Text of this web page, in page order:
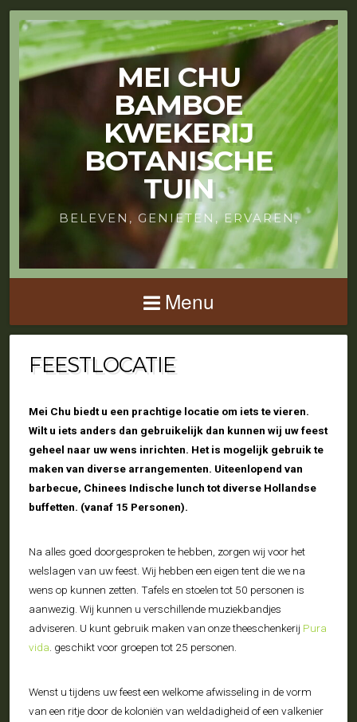
MEI CHU
BAMBOE
KWEKERIJ
BOTANISCHE
TUIN
BELEVEN, GENIETEN, ERVAREN,
Menu
FEESTLOCATIE
Mei Chu biedt u een prachtige locatie om iets te vieren.
Wilt u iets anders dan gebruikelijk dan kunnen wij uw feest
geheel naar uw wens inrichten. Het is mogelijk gebruik te
maken van diverse arrangementen. Uiteenlopend van
barbecue, Chinees Indische lunch tot diverse Hollandse
buffetten. (vanaf 15 Personen).
Na alles goed doorgesproken te hebben, zorgen wij voor het
welslagen van uw feest. Wij hebben een eigen tent die we na
wens op kunnen zetten. Tafels en stoelen tot 50 personen is
aanwezig. Wij kunnen u verschillende muziekbandjes
adviseren. U kunt gebruik maken van onze theeschenkerij Pura
vida . geschikt voor groepen tot 25 personen.
Wenst u tijdens uw feest een welkome afwisseling in de vorm
van een ritje door de koloniën van weldadigheid of een valkenier